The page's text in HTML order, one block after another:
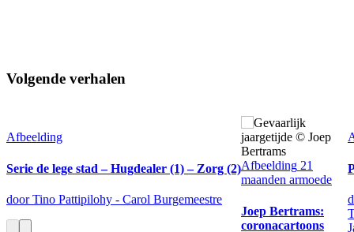
Volgende verhalen
Afbeelding
Serie de lege stad – Hugdealer (1) – Zorg (2)
door Tino Pattipilohy - Carol Burgemeestre
Afbeelding 21
maanden armoede
Joep Bertrams:
coronacartoons